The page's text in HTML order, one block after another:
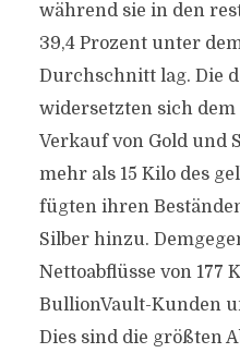
während sie in den
39,4 Prozent unter
Durchschnitt lag. Die
widersetzten sich
Verkauf von Gold und
mehr als 15 Kilo des
fügten ihren
Silber hinzu.
Nettoabflüsse von 177
BullionVault-Kunden
Dies sind die größten